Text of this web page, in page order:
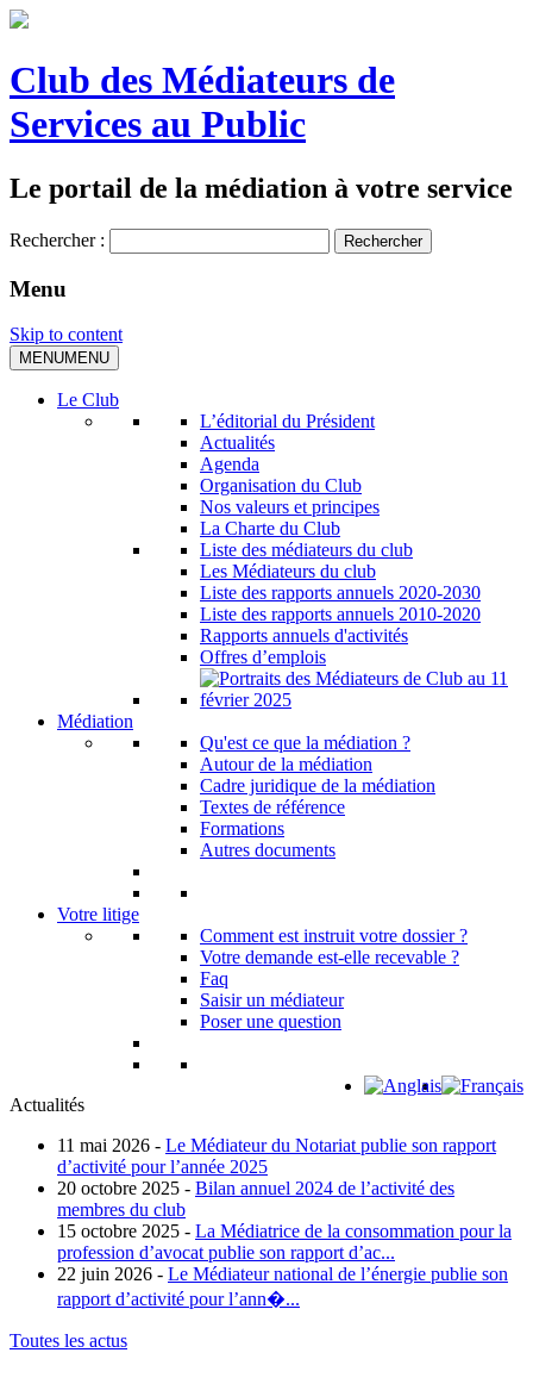
Club des Médiateurs de
Services au Public
Le portail de la médiation à votre service
Rechercher :
Menu
Skip to content
MENUMENU
Le Club
L’éditorial du Président
Actualités
Agenda
Organisation du Club
Nos valeurs et principes
La Charte du Club
Liste des médiateurs du club
Les Médiateurs du club
Liste des rapports annuels 2020-2030
Liste des rapports annuels 2010-2020
Rapports annuels d'activités
Offres d’emplois
Médiation
Qu'est ce que la médiation ?
Autour de la médiation
Cadre juridique de la médiation
Textes de référence
Formations
Autres documents
Votre litige
Comment est instruit votre dossier ?
Votre demande est-elle recevable ?
Faq
Saisir un médiateur
Poser une question
Actualités
11 mai 2026 - Le Médiateur du Notariat publie son rapport
d’activité pour l’année 2025
20 octobre 2025 - Bilan annuel 2024 de l’activité des
membres du club
15 octobre 2025 - La Médiatrice de la consommation pour la
profession d’avocat publie son rapport d’ac...
22 juin 2026 - Le Médiateur national de l’énergie publie son
rapport d’activité pour l’ann�...
Toutes les actus